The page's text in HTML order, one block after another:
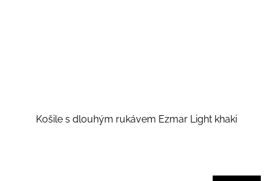
Košile s dlouhým rukávem Ezmar Light khaki